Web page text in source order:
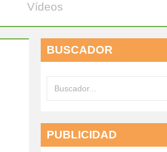
Vídeos
BUSCADOR
PUBLICIDAD